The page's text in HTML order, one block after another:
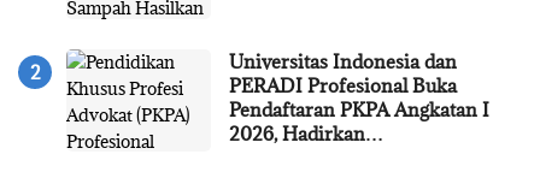
Universitas Indonesia dan
PERADI Profesional Buka
Pendaftaran PKPA Angkatan I
2026, Hadirkan…